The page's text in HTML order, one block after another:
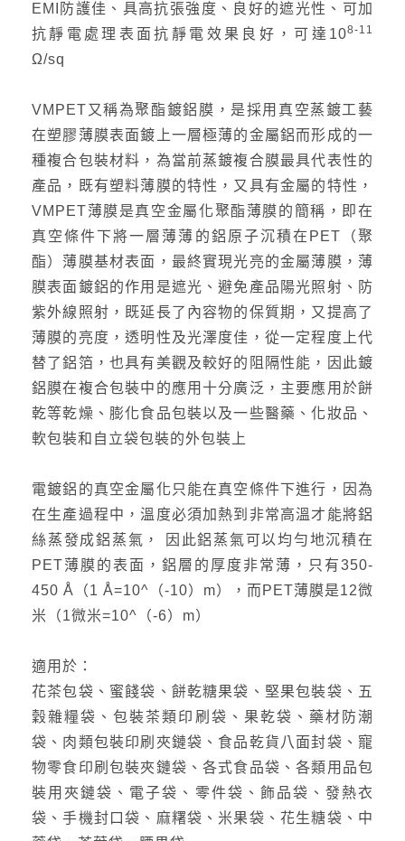
EMI防護佳、具高抗張強度、良好的遮光性、可加
抗靜電處理表面抗靜電效果良好，可達108-11
Ω/sq
VMPET又稱為聚酯鍍鋁膜，是採用真空蒸鍍工藝
在塑膠薄膜表面鍍上一層極薄的金屬鋁而形成的一
種複合包裝材料，為當前蒸鍍複合膜最具代表性的
產品，既有塑料薄膜的特性，又具有金屬的特性，
VMPET薄膜是真空金屬化聚酯薄膜的簡稱，即在
真空條件下將一層薄薄的鋁原子沉積在PET（聚
酯）薄膜基材表面，最終實現光亮的金屬薄膜，薄
膜表面鍍鋁的作用是遮光、避免產品陽光照射、防
紫外線照射，既延長了內容物的保質期，又提高了
薄膜的亮度，透明性及光澤度佳，從一定程度上代
替了鋁箔，也具有美觀及較好的阻隔性能，因此鍍
鋁膜在複合包裝中的應用十分廣泛，主要應用於餅
乾等乾燥、膨化食品包裝以及一些醫藥、化妝品、
軟包裝和自立袋包裝的外包裝上
電鍍鋁的真空金屬化只能在真空條件下進行，因為
在生產過程中，溫度必須加熱到非常高溫才能將鋁
絲蒸發成鋁蒸氣， 因此鋁蒸氣可以均勻地沉積在
PET薄膜的表面，鋁層的厚度非常薄，只有350-
450 Å（1 Å=10^（-10）m），而PET薄膜是12微
米（1微米=10^（-6）m）
適用於：
花茶包袋、蜜餞袋、餅乾糖果袋、堅果包裝袋、五
穀雜糧袋、包裝茶類印刷袋、果乾袋、藥材防潮
袋、肉類包裝印刷夾鏈袋、食品乾貨八面封袋、寵
物零食印刷包裝夾鏈袋、各式食品袋、各類用品包
裝用夾鏈袋、電子袋、零件袋、飾品袋、發熱衣
袋、手機封口袋、麻糬袋、米果袋、花生糖袋、中